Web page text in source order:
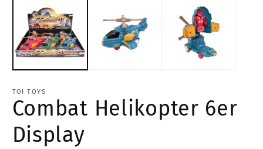
Modal
öffnen
TOI TOYS
Combat Helikopter 6er
Display